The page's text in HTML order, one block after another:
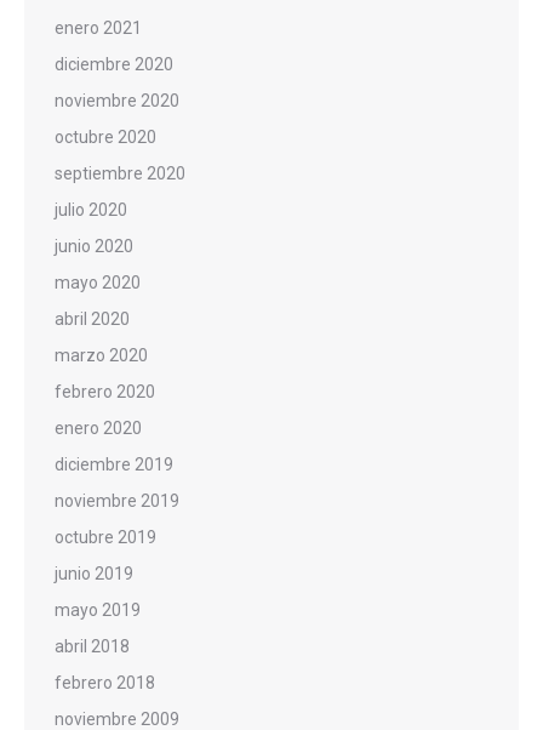
enero 2021
diciembre 2020
noviembre 2020
octubre 2020
septiembre 2020
julio 2020
junio 2020
mayo 2020
abril 2020
marzo 2020
febrero 2020
enero 2020
diciembre 2019
noviembre 2019
octubre 2019
junio 2019
mayo 2019
abril 2018
febrero 2018
noviembre 2009